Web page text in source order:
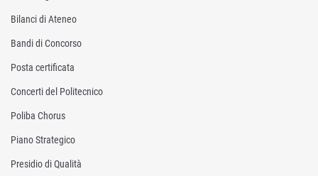
Bilanci di Ateneo
Bandi di Concorso
Posta certificata
Concerti del Politecnico
Poliba Chorus
Piano Strategico
Presidio di Qualità